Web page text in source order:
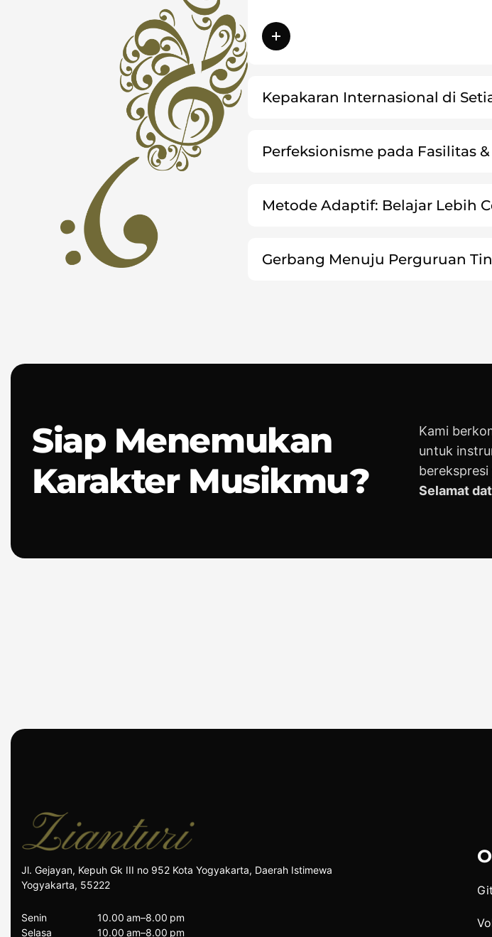
Kepakaran Internasional di
Perfeksionisme pada Fasilitas
Metode Adaptif: Belajar Lebih
Gerbang Menuju Perguruan
Siap Menemukan
Karakter Musikmu?
Kami
untuk
Selamat
Jl. Gejayan, Kepuh Gk III no 952 Kota Yogyakarta, Daerah Istimewa
Yogyakarta, 55222
Senin
Selasa
10.00 am–8.00 pm
10.00 am–8.00 pm